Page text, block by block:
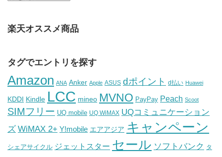
楽天オススメ商品
タグでエントリを探す
Amazon ANA Anker Apple ASUS dポイント d払い Huawei
KDDI Kindle LCC mineo MVNO PayPay Peach Scoot
SIMフリー UQ mobile UQ WiMAX UQコミュニケーション
ズ WiMAX 2+ Y!mobile エアアジア キャンペーン
シェアサイクル ジェットスター セール ソフトバンク タ